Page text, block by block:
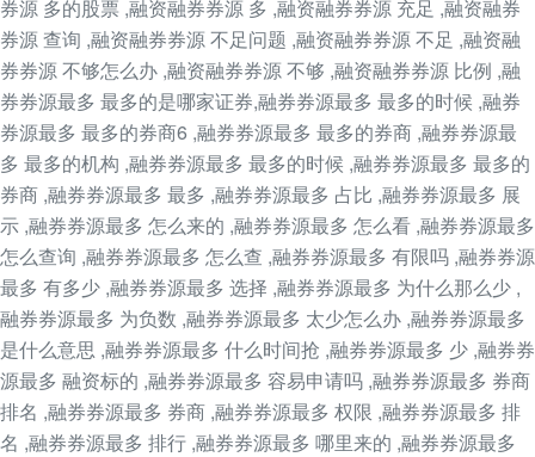
券源 多的股票 ,融资融券券源 多 ,融资融券券源 充足 ,融资融券
券源 查询 ,融资融券券源 不足问题 ,融资融券券源 不足 ,融资融
券券源 不够怎么办 ,融资融券券源 不够 ,融资融券券源 比例 ,融
券券源最多 最多的是哪家证券,融券券源最多 最多的时候 ,融券
券源最多 最多的券商6 ,融券券源最多 最多的券商 ,融券券源最
多 最多的机构 ,融券券源最多 最多的时候 ,融券券源最多 最多的
券商 ,融券券源最多 最多 ,融券券源最多 占比 ,融券券源最多 展
示 ,融券券源最多 怎么来的 ,融券券源最多 怎么看 ,融券券源最多
怎么查询 ,融券券源最多 怎么查 ,融券券源最多 有限吗 ,融券券源
最多 有多少 ,融券券源最多 选择 ,融券券源最多 为什么那么少 ,
融券券源最多 为负数 ,融券券源最多 太少怎么办 ,融券券源最多
是什么意思 ,融券券源最多 什么时间抢 ,融券券源最多 少 ,融券券
源最多 融资标的 ,融券券源最多 容易申请吗 ,融券券源最多 券商
排名 ,融券券源最多 券商 ,融券券源最多 权限 ,融券券源最多 排
名 ,融券券源最多 排行 ,融券券源最多 哪里来的 ,融券券源最多